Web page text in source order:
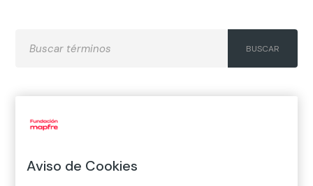
A
O
P Q R
Aviso de Cookies